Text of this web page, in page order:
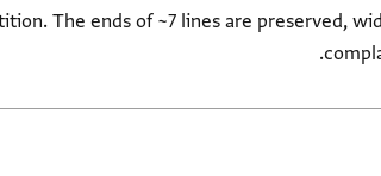
The ends of ~7 lines are preserved,